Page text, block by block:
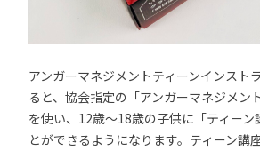
アンガーマネジメントティーンインスト
ると、協会指定の「アンガーマネジメン
を使い、12歳～18歳の子供に「ティーン
とができるようになります。ティーン講